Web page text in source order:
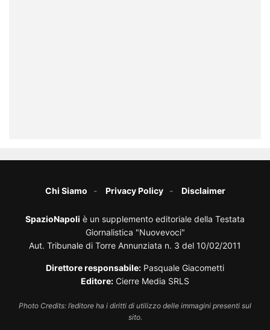
Chi Siamo Privacy Policy Disclaimer
SpazioNapoli è un supplemento editoriale della Testata
Giornalistica "Nuovevoci"
Aut. Tribunale di Torre Annunziata n. 3 del 10/02/2011
Direttore responsabile: Pasquale Giacometti
Editore: Cierre Media SRLS
Photo Credits: l’editore ha i diritti di utilizzo delle immagini presenti sul
sito.